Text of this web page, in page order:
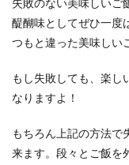
失敗のない美味しいご
醍醐味としてぜひ一度
つもと違った美味しい
もし失敗しても、楽し
なりますよ！
もちろん上記の方法で
来ます。段々とご飯を